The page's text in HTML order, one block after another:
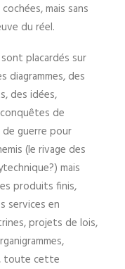
mais sans
du réel.
placardés sur
diagrammes, des
des idées,
de
guerre pour
(le rivage des
mais
produits finis,
services en
projets de lois,
toute cette